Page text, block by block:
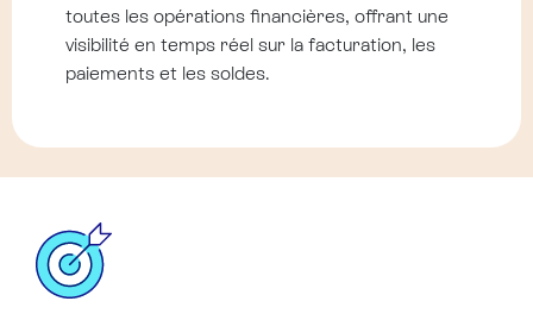
toutes les opérations financières, offrant une
visibilité en temps réel sur la facturation, les
paiements et les soldes.